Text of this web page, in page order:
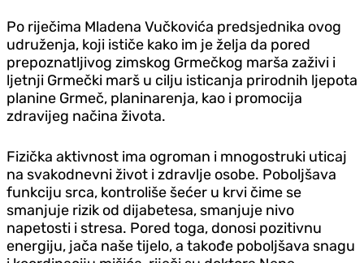
Po riječima Mladena Vučkovića predsjednika ovog
udruženja, koji ističe kako im je želja da pored
prepoznatljivog zimskog Grmečkog marša zaživi i
ljetnji Grmečki marš u cilju isticanja prirodnih ljepota
planine Grmeč, planinarenja, kao i promocija
zdravijeg načina života.
Fizička aktivnost ima ogroman i mnogostruki uticaj
na svakodnevni život i zdravlje osobe. Poboljšava
funkciju srca, kontroliše šećer u krvi čime se
smanjuje rizik od dijabetesa, smanjuje nivo
napetosti i stresa. Pored toga, donosi pozitivnu
energiju, jača naše tijelo, a takođe poboljšava snagu